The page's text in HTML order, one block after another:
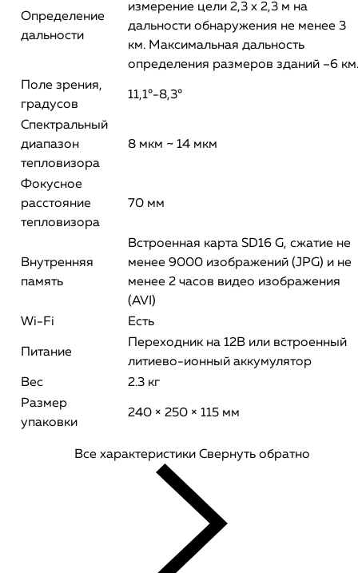
Определение
дальности
измерение цели 2,3 х 2,3 м на
дальности обнаружения не менее 3
км. Максимальная дальность
определения размеров зданий –6 км.
Поле зрения,
градусов
11,1°-8,3°
Спектральный
диапазон
тепловизора
8 мкм ~ 14 мкм
Фокусное
расстояние
тепловизора
70 мм
Внутренняя
память
Встроенная карта SD16 G, сжатие не
менее 9000 изображений (JPG) и не
менее 2 часов видео изображения
(AVI)
Wi-Fi
Есть
Питание
Переходник на 12В или встроенный
литиево-ионный аккумулятор
Вес
2.3 кг
Размер
упаковки
240 × 250 × 115 мм
Все характеристики Свернуть обратно